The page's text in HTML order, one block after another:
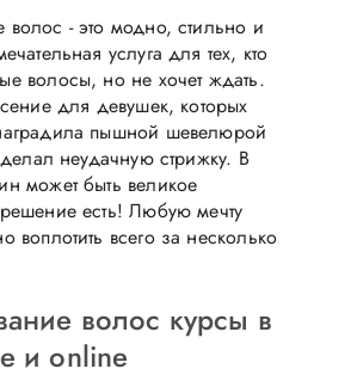
- это модно, стильно и
услуга для тех, кто
волосы, но не хочет ждать.
для девушек, которых
пышной шевелюрой
неудачную стрижку. В
может быть великое
есть! Любую мечту
воплотить всего за несколько
волос курсы в
и online